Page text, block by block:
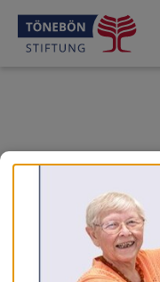
vorherige News